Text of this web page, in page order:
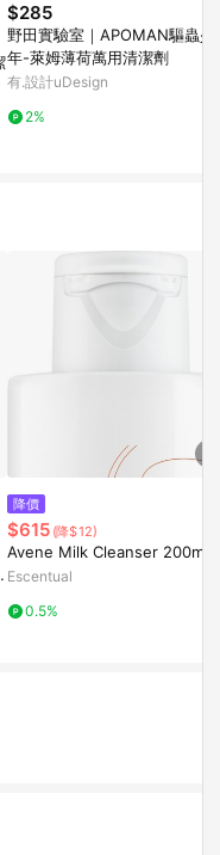
$285
野田實驗室｜APOMAN驅蟲少
年-萊姆薄荷萬用清潔劑
有.設計uDesign
2%
降價
$615 (降$12)
Avene Milk Cleanser 200ml
Escentual
0.5%